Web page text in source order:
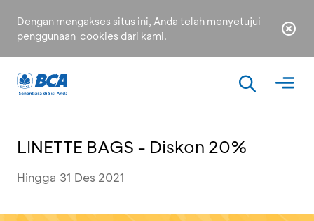
Dengan mengakses situs ini, Anda telah menyetujui
penggunaan cookies dari kami.
LINETTE BAGS - Diskon 20%
Hingga 31 Des 2021